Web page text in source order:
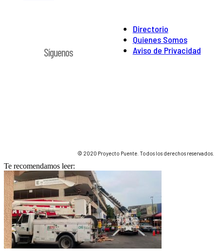
Directorio
Quienes Somos
Aviso de Privacidad
Síguenos
© 2020 Proyecto Puente. Todos los derechos reservados.
Te recomendamos leer: